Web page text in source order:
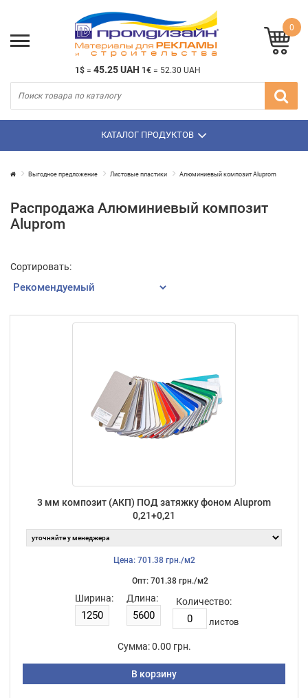
1$ = 45.25 UAH 1€ = 52.30 UAH
0
КАТАЛОГ ПРОДУКТОВ
Выгодное предложение Листовые пластики Алюминиевый композит Aluprom
Распродажа Алюминиевый композит
Aluprom
Сортировать:
3 мм композит (АКП) ПОД затяжку фоном Aluprom
0,21+0,21
Цена: 701.38 грн./м2
Опт: 701.38 грн./м2
Ширина: Длина: Количество:
листов
Сумма: 0.00 грн.
В корзину